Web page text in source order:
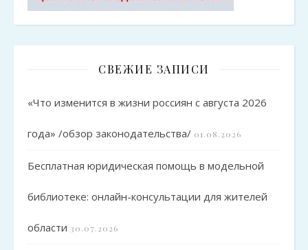
СВЕЖИЕ ЗАПИСИ
«Что изменится в жизни россиян с августа 2026
года» /обзор законодательства/ 01.08.2026
Бесплатная юридическая помощь в модельной
библиотеке: онлайн-консультации для жителей
области 30.07.2026